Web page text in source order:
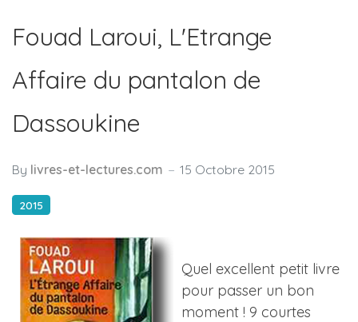
Fouad Laroui, L'Etrange
Affaire du pantalon de
Dassoukine
By livres-et-lectures.com 15 Octobre 2015
2015
Quel excellent petit livre
pour passer un bon
moment ! 9 courtes